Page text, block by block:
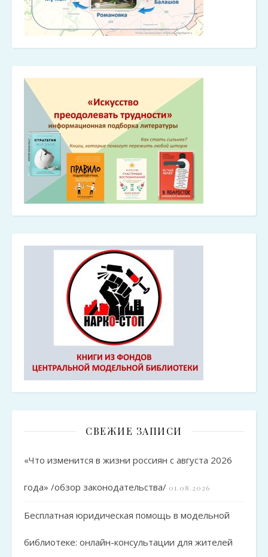
СВЕЖИЕ ЗАПИСИ
«Что изменится в жизни россиян с августа 2026
года» /обзор законодательства/ 01.08.2026
Бесплатная юридическая помощь в модельной
библиотеке: онлайн-консультации для жителей